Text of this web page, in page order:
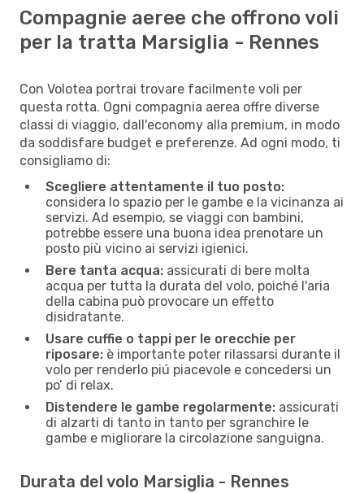
Compagnie aeree che offrono voli
per la tratta Marsiglia - Rennes
Con Volotea portrai trovare facilmente voli per
questa rotta. Ogni compagnia aerea offre diverse
classi di viaggio, dall'economy alla premium, in modo
da soddisfare budget e preferenze. Ad ogni modo, ti
consigliamo di:
Scegliere attentamente il tuo posto:
considera lo spazio per le gambe e la vicinanza ai
servizi. Ad esempio, se viaggi con bambini,
potrebbe essere una buona idea prenotare un
posto più vicino ai servizi igienici.
Bere tanta acqua: assicurati di bere molta
acqua per tutta la durata del volo, poiché l'aria
della cabina può provocare un effetto
disidratante.
Usare cuffie o tappi per le orecchie per
riposare: è importante poter rilassarsi durante il
volo per renderlo piú piacevole e concedersi un
po’ di relax.
Distendere le gambe regolarmente: assicurati
di alzarti di tanto in tanto per sgranchire le
gambe e migliorare la circolazione sanguigna.
Durata del volo Marsiglia - Rennes